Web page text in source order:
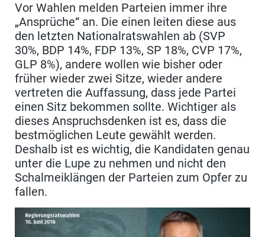
Vor Wahlen melden Parteien immer ihre
„Ansprüche“ an. Die einen leiten diese aus
den letzten Nationalratswahlen ab (SVP
30%, BDP 14%, FDP 13%, SP 18%, CVP 17%,
GLP 8%), andere wollen wie bisher oder
früher wieder zwei Sitze, wieder andere
vertreten die Auffassung, dass jede Partei
einen Sitz bekommen sollte. Wichtiger als
dieses Anspruchsdenken ist es, dass die
bestmöglichen Leute gewählt werden.
Deshalb ist es wichtig, die Kandidaten genau
unter die Lupe zu nehmen und nicht den
Schalmeiklängen der Parteien zum Opfer zu
fallen.